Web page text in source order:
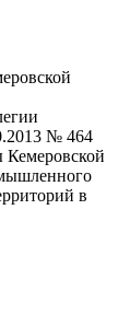
№ 464
Кемеровской
в